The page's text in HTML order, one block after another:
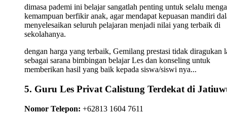
dimasa pademi ini belajar sangatlah penting untuk selalu
kemampuan berfikir anak, agar mendapat kepuasan mandiri
menyelesaikan seluruh pelajaran menjadi nilai yang terbaik di
sekolahanya.
dengan harga yang terbaik, Gemilang prestasi tidak diragukan
sebagai sarana bimbingan belajar Les dan konseling untuk
memberikan hasil yang baik kepada siswa/siswi nya...
5. Guru Les Privat Calistung Terdekat di
Nomor Telepon: +62813 1604 7611